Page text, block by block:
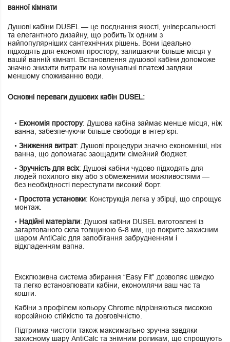
ванної кімнати
Душові кабіни DUSEL — це поєднання якості, універсальності
та елегантного дизайну, що робить їх одним з
найпопулярніших сантехнічних рішень. Вони ідеально
підходять для економії простору, залишаючи більше місця у
вашій ванній кімнаті. Встановлення душової кабіни допоможе
значно знизити витрати на комунальні платежі завдяки
меншому споживанню води.
Основні переваги душових кабін DUSEL:
• Економія простору: Душова кабіна займає менше місця, ніж
ванна, забезпечуючи більше свободи в інтер’єрі.
• Зниження витрат: Душові процедури значно економніші, ніж
ванна, що допомагає заощадити сімейний бюджет.
• Зручність для всіх: Душові кабіни чудово підходять для
людей похилого віку або з обмеженими можливостями —
без необхідності переступати високий борт.
• Простота установки: Конструкція легка у збірці, що спрощує
монтаж.
• Надійні матеріали: Душові кабіни DUSEL виготовлені із
загартованого скла товщиною 6-8 мм, що покрите захисним
шаром AntiCalc для запобігання забрудненням і
відкладенням вапна.
Ексклюзивна система збирання “Easy Fit” дозволяє швидко
та легко встановлювати кабіни, економлячи ваш час та
кошти.
Кабіни з профілем кольору Chrome відрізняються високою
корозійною стійкістю та довговічністю.
Підтримка чистоти також максимально зручна завдяки
захисному шару AntiCalc та знімним роликам, що спрощують